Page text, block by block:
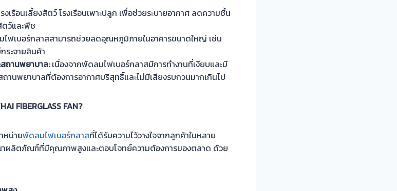
งเรือนเลี้ยงสัตว์ โรงเรือนเพาะปลูก เพื่อช่วยระบายอากาศ ลดความชื้น
ตว์และพืช
ฟเบอร์กลาสสามารถช่วยลดอุณหภูมิภายในอาคารขนาดใหญ่ เช่น
ระจายสินค้า
สถานพยาบาล:เนื่องจากพัดลมไฟเบอร์กลาสมีการทำงานที่เงียบและมี
ถานพยาบาลที่ต้องการอากาศบริสุทธิ์และไม่มีเสียงรบกวนมากเกินไป
FIBERGLASS FAN?
หน่ายพัดลมไฟเบอร์กลาสที่ได้รับความไว้วางใจจากลูกค้าในหลาย
าผลิตภัณฑ์ที่มีคุณภาพสูงและตอบโจทย์ความต้องการของตลาด ด้วย